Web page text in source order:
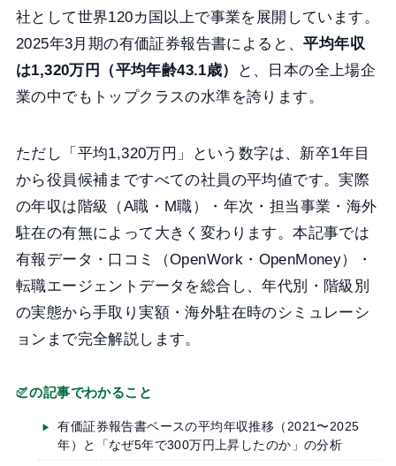
社として世界120カ国以上で事業を展開しています。
2025年3月期の有価証券報告書によると、平均年収
は1,320万円（平均年齢43.1歳）
と、日本の全上場企
業の中でもトップクラスの水準を誇ります。
ただし「平均1,320万円」という数字は、新卒1年目
から役員候補まですべての社員の平均値です。実際
の年収は階級（A職・M職）・年次・担当事業・海外
駐在の有無によって大きく変わります。本記事では
有報データ・口コミ（OpenWork・OpenMoney）・
転職エージェントデータを総合し、年代別・階級別
の実態から手取り実額・海外駐在時のシミュレーシ
ョンまで完全解説します。
この記事でわかること
有価証券報告書ベースの平均年収推移（2021〜2025
年）と「なぜ5年で300万円上昇したのか」の分析